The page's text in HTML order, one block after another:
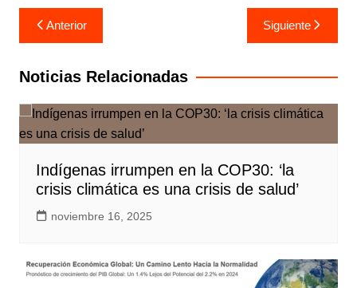
Navegación
de
entradas
Anterior Siguiente
Noticias Relacionadas
Indígenas irrumpen en la COP30: ‘la
crisis climática es una crisis de salud’
noviembre 16, 2025